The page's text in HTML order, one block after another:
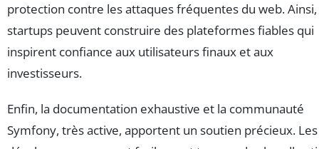
protection contre les attaques fréquentes du web. Ainsi,
startups peuvent construire des plateformes fiables qui
inspirent confiance aux utilisateurs finaux et aux
investisseurs.
Enfin, la documentation exhaustive et la communauté
Symfony, très active, apportent un soutien précieux. Les